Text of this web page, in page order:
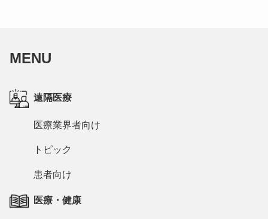
MENU
遠隔医療
医療業界者向け
トピック
患者向け
医療・健康